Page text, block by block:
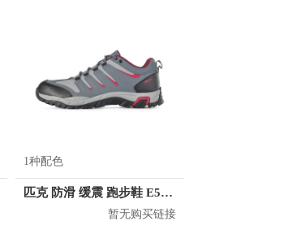
1种配色
匹克 防滑 缓震 跑步鞋 E54267G
暂无购买链接